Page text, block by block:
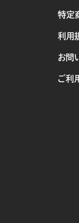
特定
利用
お問
ご利